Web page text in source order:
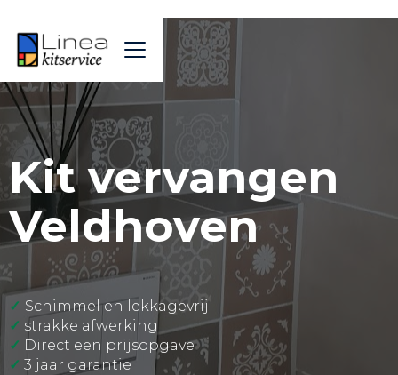
Kit vervangen
Veldhoven
✓ Schimmel en lekkagevrij
✓ strakke afwerking
✓ Direct een prijsopgave
✓ 3 jaar garantie